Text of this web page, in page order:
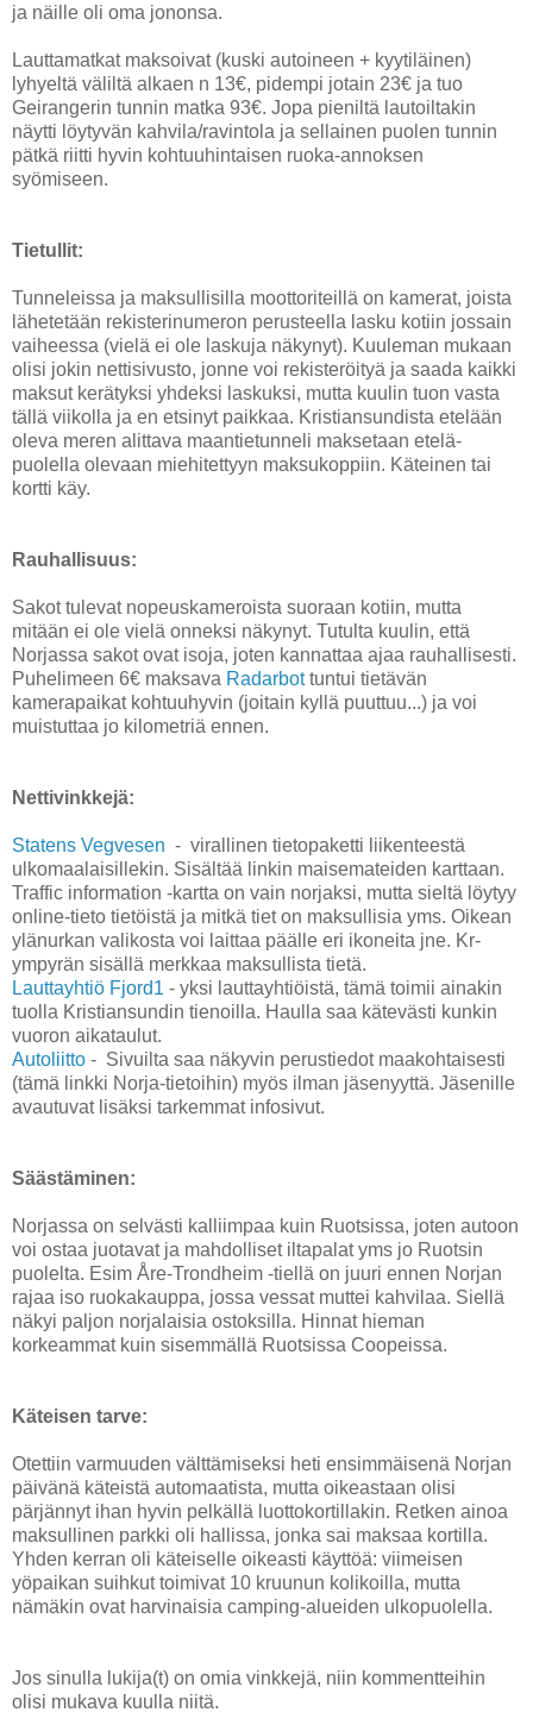
ja näille oli oma jononsa.
Lauttamatkat maksoivat (kuski autoineen + kyytiläinen)
lyhyeltä väliltä alkaen n 13€, pidempi jotain 23€ ja tuo
Geirangerin tunnin matka 93€. Jopa pieniltä lautoiltakin
näytti löytyvän kahvila/ravintola ja sellainen puolen tunnin
pätkä riitti hyvin kohtuuhintaisen ruoka-annoksen
syömiseen.
Tietullit:
Tunneleissa ja maksullisilla moottoriteillä on kamerat, joista
lähetetään rekisterinumeron perusteella lasku kotiin jossain
vaiheessa (vielä ei ole laskuja näkynyt). Kuuleman mukaan
olisi jokin nettisivusto, jonne voi rekisteröityä ja saada kaikki
maksut kerätyksi yhdeksi laskuksi, mutta kuulin tuon vasta
tällä viikolla ja en etsinyt paikkaa. Kristiansundista etelään
oleva meren alittava maantietunneli maksetaan etelä-
puolella olevaan miehitettyyn maksukoppiin. Käteinen tai
kortti käy.
Rauhallisuus:
Sakot tulevat nopeuskameroista suoraan kotiin, mutta
mitään ei ole vielä onneksi näkynyt. Tutulta kuulin, että
Norjassa sakot ovat isoja, joten kannattaa ajaa rauhallisesti.
Puhelimeen 6€ maksava Radarbottuntui tietävän
kamerapaikat kohtuuhyvin (joitain kyllä puuttuu...) ja voi
muistuttaa jo kilometriä ennen.
Nettivinkkejä:
Statens Vegvesen - virallinen tietopaketti liikenteestä
ulkomaalaisillekin. Sisältää linkin maisemateiden karttaan.
Traffic information -kartta on vain norjaksi, mutta sieltä löytyy
online-tieto tietöistä ja mitkä tiet on maksullisia yms. Oikean
ylänurkan valikosta voi laittaa päälle eri ikoneita jne. Kr-
ympyrän sisällä merkkaa maksullista tietä.
Lauttayhtiö Fjord1 - yksi lauttayhtiöistä, tämä toimii ainakin
tuolla Kristiansundin tienoilla. Haulla saa kätevästi kunkin
vuoron aikataulut.
Autoliitto - Sivuilta saa näkyvin perustiedot maakohtaisesti
(tämä linkki Norja-tietoihin) myös ilman jäsenyyttä. Jäsenille
avautuvat lisäksi tarkemmat infosivut.
Säästäminen:
Norjassa on selvästi kalliimpaa kuin Ruotsissa, joten autoon
voi ostaa juotavat ja mahdolliset iltapalat yms jo Ruotsin
puolelta. Esim Åre-Trondheim -tiellä on juuri ennen Norjan
rajaa iso ruokakauppa, jossa vessat muttei kahvilaa. Siellä
näkyi paljon norjalaisia ostoksilla. Hinnat hieman
korkeammat kuin sisemmällä Ruotsissa Coopeissa.
Käteisen tarve:
Otettiin varmuuden välttämiseksi heti ensimmäisenä Norjan
päivänä käteistä automaatista, mutta oikeastaan olisi
pärjännyt ihan hyvin pelkällä luottokortillakin. Retken ainoa
maksullinen parkki oli hallissa, jonka sai maksaa kortilla.
Yhden kerran oli käteiselle oikeasti käyttöä: viimeisen
yöpaikan suihkut toimivat 10 kruunun kolikoilla, mutta
nämäkin ovat harvinaisia camping-alueiden ulkopuolella.
Jos sinulla lukija(t) on omia vinkkejä, niin kommentteihin
olisi mukava kuulla niitä.